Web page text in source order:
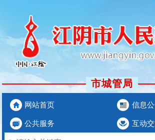
市城管局
网站首页 信息
公共服务 互动